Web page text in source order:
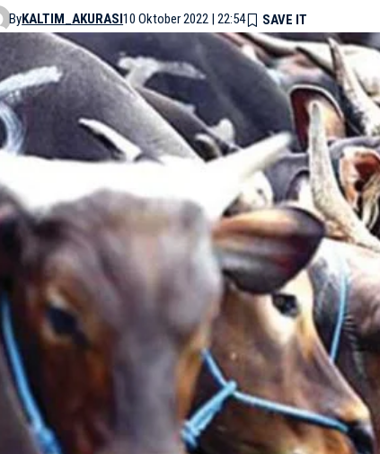
ByKALTIM_AKURASI10 Oktober 2022 | 22:54